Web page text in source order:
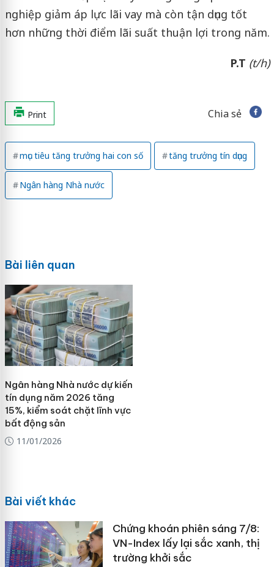
nghiệp giảm áp lực lãi vay mà còn tận dụng tốt
hơn những thời điểm lãi suất thuận lợi trong năm.
P.T (t/h)
Print Chia sẻ
mục tiêu tăng trưởng hai con số tăng trưởng tín dụng
Ngân hàng Nhà nước
Bài liên quan
Ngân hàng Nhà nước dự kiến
tín dụng năm 2026 tăng
15%, kiểm soát chặt lĩnh vực
bất động sản
11/01/2026
Bài viết khác
Chứng khoán phiên sáng 7/8:
VN-Index lấy lại sắc xanh, thị
trường khởi sắc